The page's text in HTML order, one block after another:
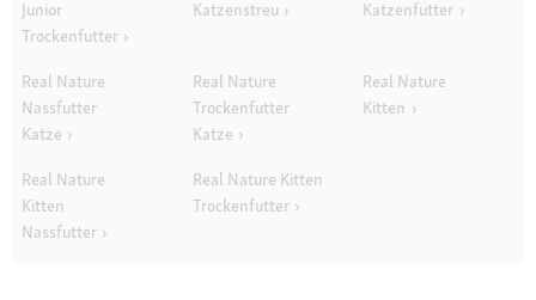
Junior
Trockenfutter
Katzenstreu Katzenfutter
Real Nature
Nassfutter
Katze
Real Nature
Trockenfutter
Katze
Real Nature
Kitten
Real Nature
Kitten
Nassfutter
Real Nature Kitten
Trockenfutter